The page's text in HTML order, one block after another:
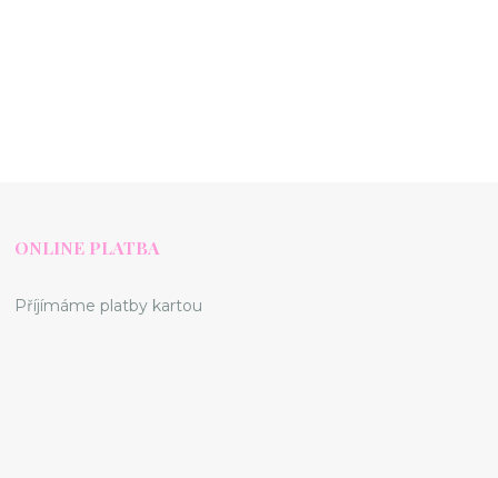
ONLINE PLATBA
Příjímáme platby kartou